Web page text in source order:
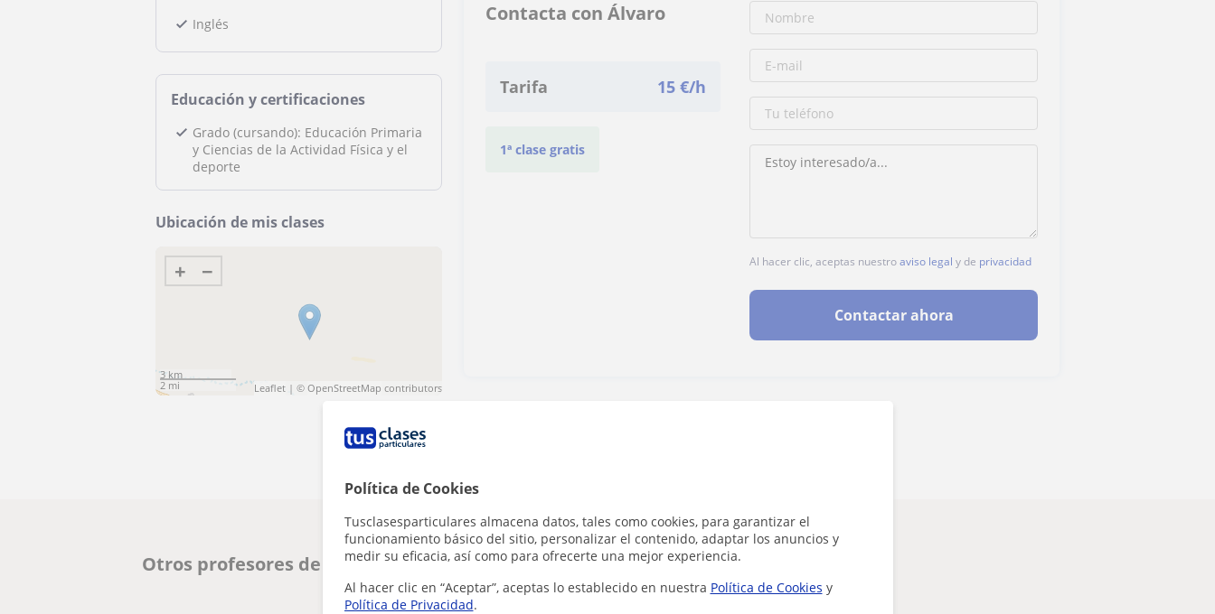
Política de Cookies
Tusclasesparticulares almacena datos, tales como cookies, para garantizar el
funcionamiento básico del sitio, personalizar el contenido, adaptar los anuncios y
medir su eficacia, así como para ofrecerte una mejor experiencia.
Al hacer clic en “Aceptar”, aceptas lo establecido en nuestra Política de Cookies y
Política de Privacidad.
Inglés
Educación y certificaciones
Grado (cursando): Educación Primaria
y Ciencias de la Actividad Física y el
deporte
Ubicación de mis clases
+ −
3 km
2 mi
Leaflet | ©OpenStreetMap contributors
Contacta con Álvaro
Tarifa 15 €/h
1ª clase gratis
Al hacer clic, aceptas nuestroaviso legal y de privacidad
Contactar ahora
Otros profesores de ESO en Melilla (Ciudad) que pueden interesarte